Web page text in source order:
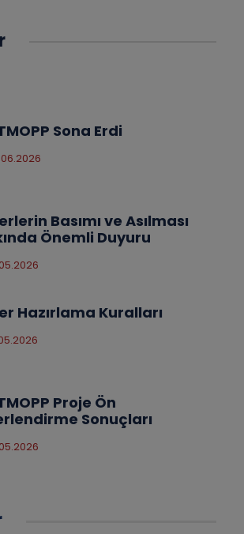
Sona Erdi
Basımı ve Asılması
Önemli Duyuru
Hazırlama Kuralları
Proje Ön
Sonuçları